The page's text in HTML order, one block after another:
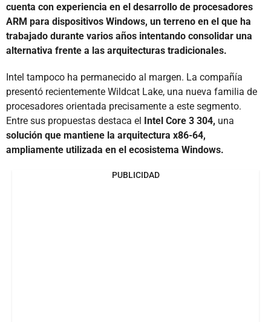
cuenta con experiencia en el desarrollo de procesadores
ARM para dispositivos Windows, un terreno en el que ha
trabajado durante varios años intentando consolidar una
alternativa frente a las arquitecturas tradicionales.
Intel tampoco ha permanecido al margen. La compañía
presentó recientemente Wildcat Lake, una nueva familia de
procesadores orientada precisamente a este segmento.
Entre sus propuestas destaca el Intel Core 3 304, una
solución que mantiene la arquitectura x86-64,
ampliamente utilizada en el ecosistema Windows.
PUBLICIDAD